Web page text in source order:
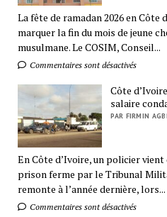
La fête de ramadan 2026 en Côte
marquer la fin du mois de jeune
musulmane. Le COSIM, Conseil...
Commentaires sont désactivés
Côte
salaire
PAR FIRMIN
En Côte d’Ivoire, un policier vient
prison ferme par le Tribunal
remonte à l’année dernière, lors...
Commentaires sont désactivés